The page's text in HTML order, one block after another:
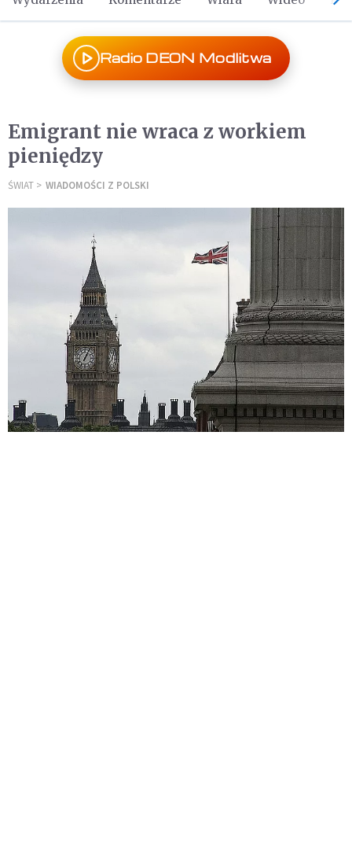
Radio DEON Modlitwa
Emigrant nie wraca z workiem
pieniędzy
ŚWIAT WIADOMOŚCI Z POLSKI